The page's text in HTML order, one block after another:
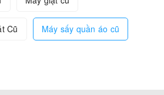
Cũ Máy sấy quần áo cũ